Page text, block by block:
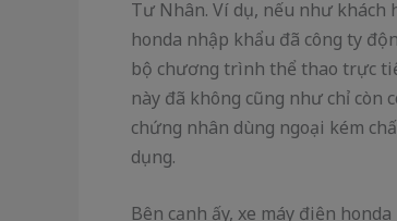
Tư Nhân. Ví dụ, nếu như
honda nhập khẩu đã công ty
bộ chương trình thể thao trực
này đã không cũng như chỉ
chứng nhân dùng ngoại kém
dụng.
Bên cạnh ấy, xe máy điện